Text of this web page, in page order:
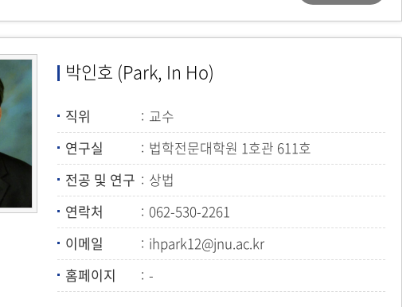
박인호 (Park, In Ho)
직위
교수
연구실
법학전문대학원 1호관 611호
전공 및 연구
상법
연락처
062-530-2261
이메일
ihpark12@jnu.ac.kr
홈페이지
-